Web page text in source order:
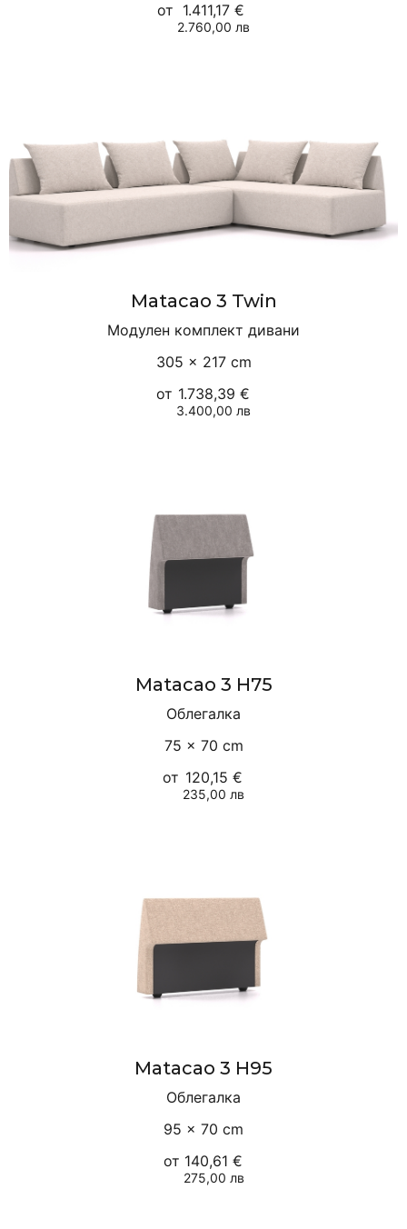
от 1.411,17 €
2.760,00 лв
Matacao 3 Twin
Модулен комплект дивани
305 × 217 cm
от 1.738,39 €
3.400,00 лв
Matacao 3 H75
Облегалка
75 × 70 cm
от 120,15 €
235,00 лв
Matacao 3 H95
Облегалка
95 × 70 cm
от 140,61 €
275,00 лв